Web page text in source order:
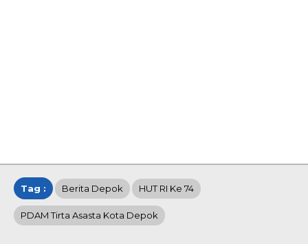
Tag : Berita Depok HUT RI Ke 74
PDAM Tirta Asasta Kota Depok